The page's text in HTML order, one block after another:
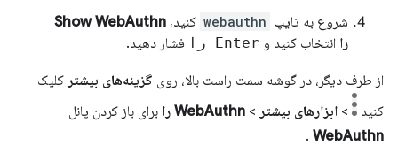
شروع به تایپ webauthn کنید، Show WebAuthn
را انتخاب کنید و Enter را فشار دهید.
از طرف دیگر، در گوشه سمت راست بالا، روی گزینه‌های بیشتر کلیک
کنید
> ابزارهای بیشتر > WebAuthn را
برای باز کردن پانل
WebAuthn
.